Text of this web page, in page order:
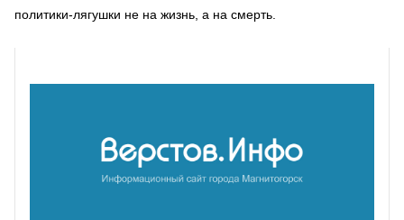
политики-лягушки не на жизнь, а на смерть.